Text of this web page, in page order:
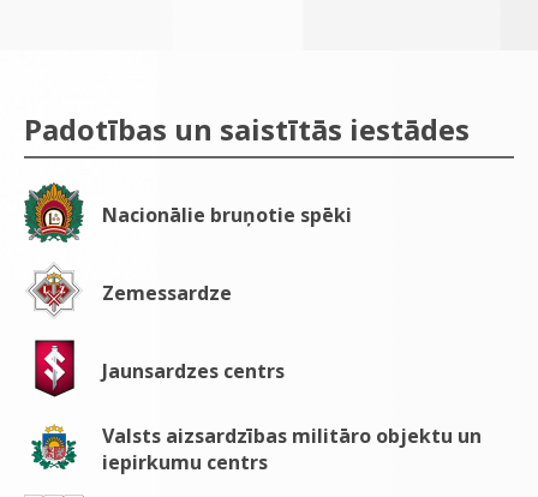
Padotības un saistītās iestādes
Nacionālie bruņotie spēki
Zemessardze
Jaunsardzes centrs
Valsts aizsardzības militāro objektu un
iepirkumu centrs